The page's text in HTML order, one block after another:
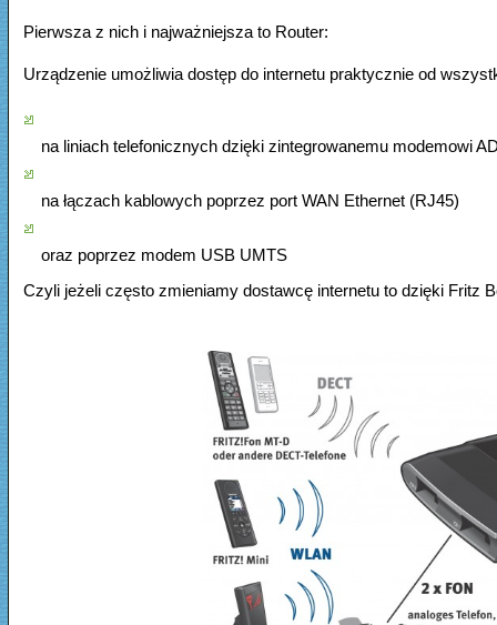
Pierwsza z nich i najważniejsza to Router:
Urządzenie umożliwia dostęp do internetu praktycznie od
na liniach telefonicznych dzięki zintegrowanemu modemowi
na łączach kablowych poprzez port WAN Ethernet (RJ45)
oraz poprzez modem USB UMTS
Czyli jeżeli często zmieniamy dostawcę internetu to dzięki Fritz